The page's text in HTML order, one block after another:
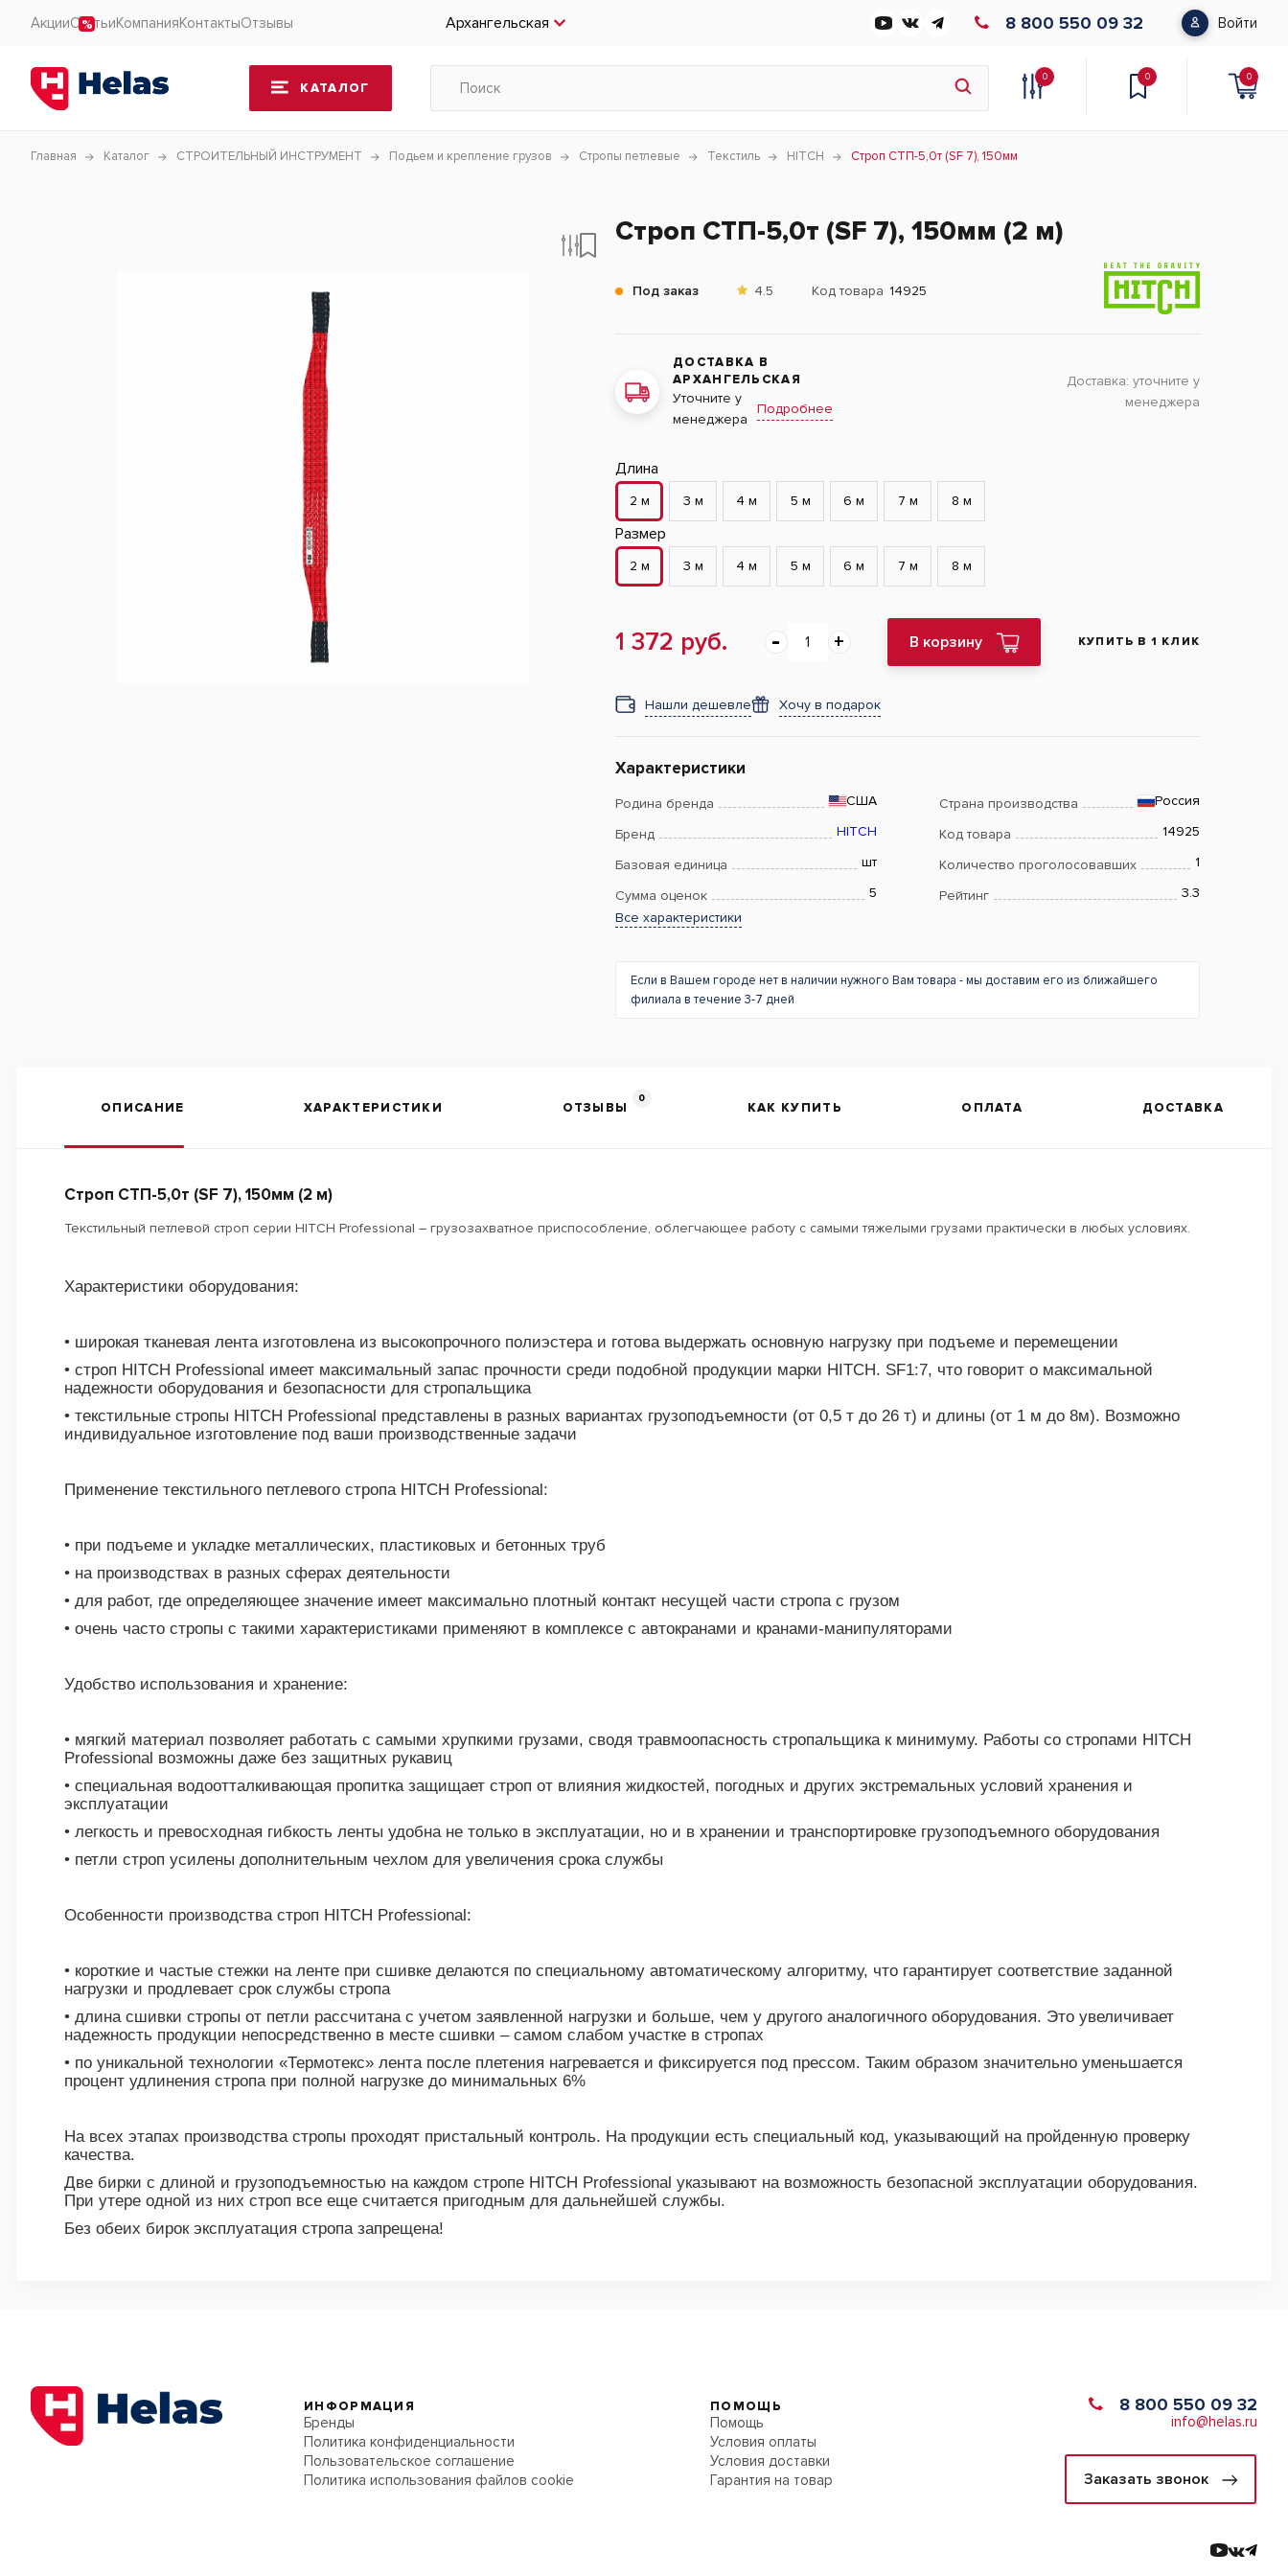
АкцииСтатьиКомпанияКонтактыОтзывы Архангельская 8 800 550 09 32 Войти
КАТАЛОГ
0 0 0
Главная Каталог СТРОИТЕЛЬНЫЙ ИНСТРУМЕНТ Подьем и крепление грузов Стропы петлевые Текстиль HITCH Строп СТП-5,0т (SF 7), 150мм
Строп СТП-5,0т (SF 7), 150мм (2 м)
Под заказ 4.5 Код товара 14925
ДОСТАВКА В
АРХАНГЕЛЬСКАЯ
Уточните у
менеджера
Подробнее
Доставка: уточните у
менеджера
Длина
2 м 3 м 4 м 5 м 6 м 7 м 8 м
Размер
2 м 3 м 4 м 5 м 6 м 7 м 8 м
1 372 руб. В корзину КУПИТЬ В 1 КЛИК
Нашли дешевле Хочу в подарок
Характеристики
Родина бренда США Страна производства Россия
Бренд HITCH Код товара 14925
Базовая единица шт Количество проголосовавших 1
Сумма оценок 5 Рейтинг
3.3
Все характеристики
Если в Вашем городе нет в наличии нужного Вам товара - мы доставим его из ближайшего
филиала в течение 3-7 дней
ОПИСАНИЕ ХАРАКТЕРИСТИКИ ОТЗЫВЫ
0
КАК КУПИТЬ ОПЛАТА ДОСТАВКА
Строп СТП-5,0т (SF 7), 150мм (2 м)
Текстильный петлевой строп серии HITCH Professional – грузозахватное приспособление, облегчающее работу с самыми тяжелыми грузами практически в любых условиях.
Характеристики оборудования:
• широкая тканевая лента изготовлена из высокопрочного полиэстера и готова выдержать основную нагрузку при подъеме и перемещении
• строп HITCH Professional имеет максимальный запас прочности среди подобной продукции марки HITCH. SF1:7, что говорит о максимальной
надежности оборудования и безопасности для стропальщика
• текстильные стропы HITCH Professional представлены в разных вариантах грузоподъемности (от 0,5 т до 26 т) и длины (от 1 м до 8м). Возможно
индивидуальное изготовление под ваши производственные задачи
Применение текстильного петлевого стропа HITCH Professional:
• при подъеме и укладке металлических, пластиковых и бетонных труб
• на производствах в разных сферах деятельности
• для работ, где определяющее значение имеет максимально плотный контакт несущей части стропа с грузом
• очень часто стропы с такими характеристиками применяют в комплексе с автокранами и кранами-манипуляторами
Удобство использования и хранение:
• мягкий материал позволяет работать с самыми хрупкими грузами, сводя травмоопасность стропальщика к минимуму. Работы со стропами HITCH
Professional возможны даже без защитных рукавиц
• специальная водоотталкивающая пропитка защищает строп от влияния жидкостей, погодных и других экстремальных условий хранения и
эксплуатации
• легкость и превосходная гибкость ленты удобна не только в эксплуатации, но и в хранении и транспортировке грузоподъемного оборудования
• петли строп усилены дополнительным чехлом для увеличения срока службы
Особенности производства строп HITCH Professional:
• короткие и частые стежки на ленте при сшивке делаются по специальному автоматическому алгоритму, что гарантирует соответствие заданной
нагрузки и продлевает срок службы стропа
• длина сшивки стропы от петли рассчитана с учетом заявленной нагрузки и больше, чем у другого аналогичного оборудования. Это увеличивает
надежность продукции непосредственно в месте сшивки – самом слабом участке в стропах
• по уникальной технологии «Термотекс» лента после плетения нагревается и фиксируется под прессом. Таким образом значительно уменьшается
процент удлинения стропа при полной нагрузке до минимальных 6%
На всех этапах производства стропы проходят пристальный контроль. На продукции есть специальный код, указывающий на пройденную проверку
качества.
Две бирки с длиной и грузоподъемностью на каждом стропе HITCH Professional указывают на возможность безопасной эксплуатации оборудования.
При утере одной из них строп все еще считается пригодным для дальнейшей службы.
Без обеих бирок эксплуатация стропа запрещена!
ИНФОРМАЦИЯ
Бренды
Политика конфиденциальности
Пользовательское соглашение
Политика использования файлов cookie
ПОМОЩЬ
Помощь
Условия оплаты
Условия доставки
Гарантия на товар
8 800 550 09 32
info@helas.ru
Заказать звонок